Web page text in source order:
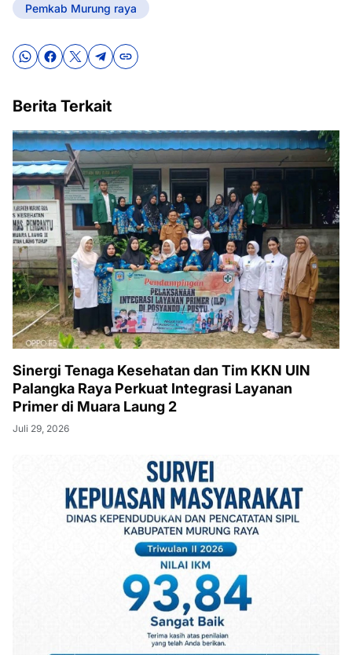
Pemkab Murung raya
Berita Terkait
Sinergi Tenaga Kesehatan dan Tim KKN UIN
Palangka Raya Perkuat Integrasi Layanan
Primer di Muara Laung 2
Juli 29, 2026